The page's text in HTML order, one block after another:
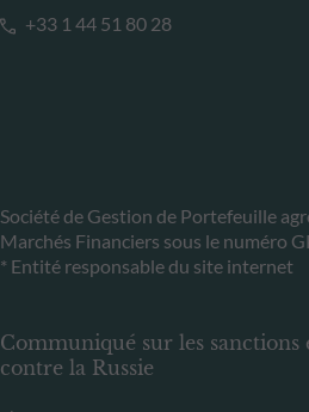
+33 1 44 51 80 28
Société de Gestion de Portefeuille
Marchés Financiers sous le numéro
* Entité responsable du site internet
Communiqué sur les sanctions
contre la Russie